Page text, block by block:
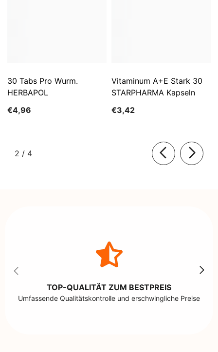
30 Tabs Pro Wurm.
HERBAPOL
€4,96
Vitaminum A+E Stark 30
STARPHARMA Kapseln
€3,42
2 / von
4
TOP-QUALITÄT ZUM BESTPREIS
Umfassende Qualitätskontrolle und erschwingliche Preise